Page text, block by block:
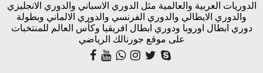
الدوريات العربية والعالمية مثل الدوري الاسباني والدوري الانجليزي
والدوري الايطالي والدوري الفرنسي والدوري الالماني وبطولة
دوري ابطال اوروبا ودوري ابطال افريقيا وكأس العالم للمنتخبات
على موقع جورنالك الرياضي